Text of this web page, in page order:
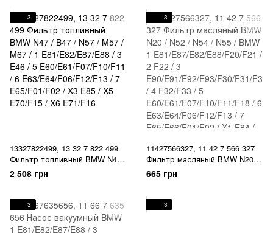
E63/E64/F06/F12/F13 / 7
E65/F01/F02 / X3 E85 / X5
E70/F15 / X6 E71/F16
E63/E64/F06/F12/F13 / 7
E65/F01/F02 / X3 E85 / X5
E70/F15 / X6 E71/F16
3
13327822499, 13 32 7 822 499
Фильтр топливный BMW N47 /
B47 / N57 / M57 / M67 / 1
E81/E82/E87/E88 / 3 E46 / 5
E63/E64/F06/F12/F13 / 7
E65/F01/F02 / X3 E85 / X5
E70/F15 / X6 E71/F16
2 508 грн
3
11427566327, 11 42 7 566 327
Фильтр масляный BMW N20 /
N52 / N54 / N55 / BMW 1
E81/E87/E82/E88/F20/F21 / 2
E90/E91/E92/E93/F30/F31/F34/
F35 / 4 F32/F33 / 5
665 грн
3 3